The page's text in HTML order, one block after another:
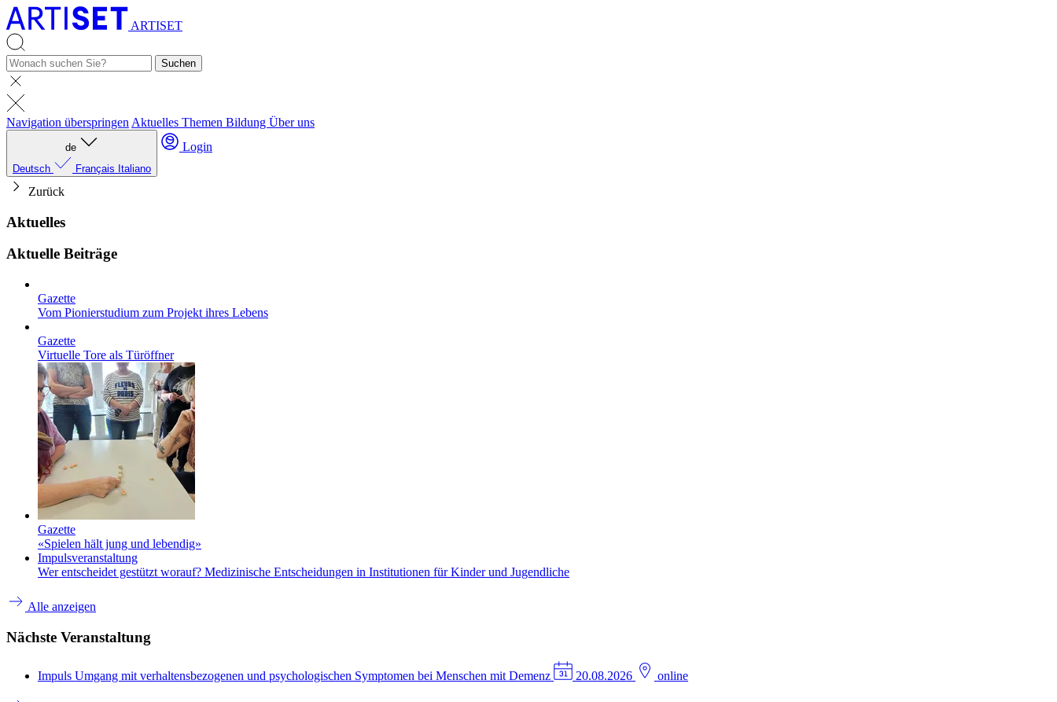
ARTISET
Suchen
Navigation überspringen Aktuelles Themen Bildung Über uns
de
Deutsch
Français Italiano
Login
Zurück
Aktuelles
Aktuelle Beiträge
Gazette
Vom Pionierstudium zum Projekt ihres Lebens
Gazette
Virtuelle Tore als Türöffner
Gazette
«Spielen hält jung und lebendig»
Impulsveranstaltung
Wer entscheidet gestützt worauf? Medizinische Entscheidungen in Institutionen für Kinder und Jugendliche
Alle anzeigen
Nächste Veranstaltung
Impuls Umgang mit verhaltensbezogenen und psychologischen Symptomen bei Menschen mit Demenz 20.08.2026 online